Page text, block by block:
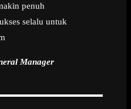
penuh
selalu untuk
Manager